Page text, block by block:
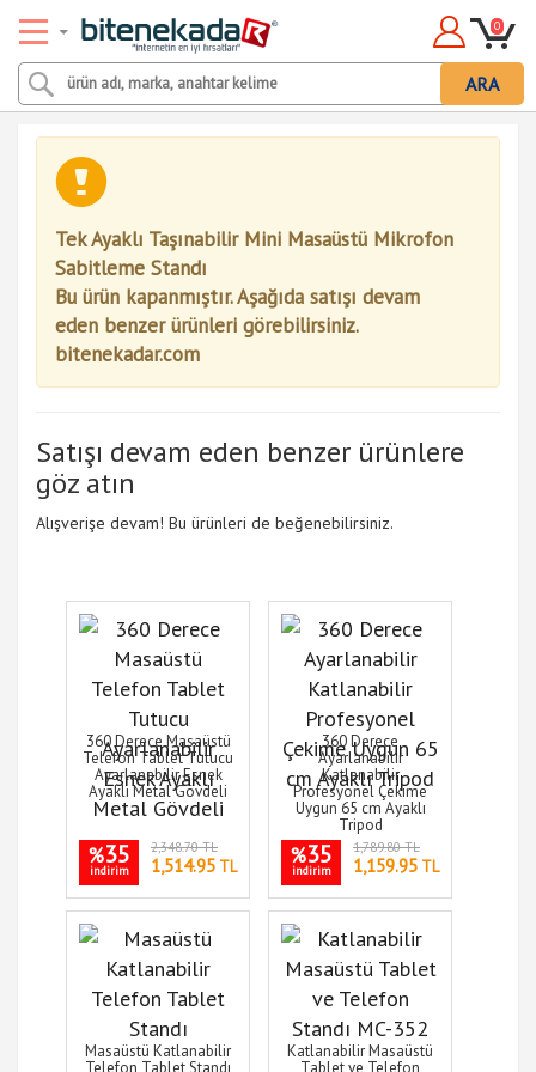
ARA
0
Tek Ayaklı Taşınabilir Mini Masaüstü Mikrofon
Sabitleme Standı
Bu ürün kapanmıştır. Aşağıda satışı devam
eden benzer ürünleri görebilirsiniz.
bitenekadar.com
Satışı devam eden benzer ürünlere
göz atın
Alışverişe devam! Bu ürünleri de beğenebilirsiniz.
360 Derece Masaüstü
Telefon Tablet Tutucu
Ayarlanabilir Esnek
Ayaklı Metal Gövdeli
%35
indirim
2,348.70 TL
1,514.95 TL
360 Derece
Ayarlanabilir
Katlanabilir
Profesyonel Çekime
Uygun 65 cm Ayaklı
Tripod
%35
indirim
1,789.80 TL
1,159.95 TL
Masaüstü Katlanabilir
Telefon Tablet Standı
Katlanabilir Masaüstü
Tablet ve Telefon